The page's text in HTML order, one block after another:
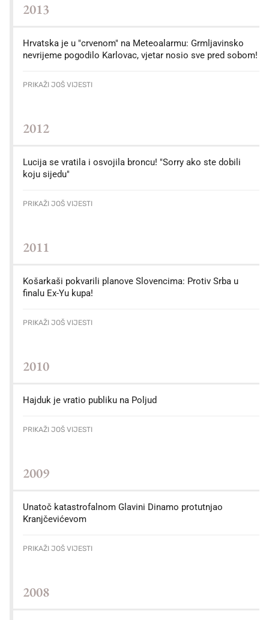
2013
Hrvatska je u "crvenom" na Meteoalarmu: Grmljavinsko
nevrijeme pogodilo Karlovac, vjetar nosio sve pred sobom!
PRIKAŽI JOŠ VIJESTI
2012
Lucija se vratila i osvojila broncu! "Sorry ako ste dobili
koju sijedu"
PRIKAŽI JOŠ VIJESTI
2011
Košarkaši pokvarili planove Slovencima: Protiv Srba u
finalu Ex-Yu kupa!
PRIKAŽI JOŠ VIJESTI
2010
Hajduk je vratio publiku na Poljud
PRIKAŽI JOŠ VIJESTI
2009
Unatoč katastrofalnom Glavini Dinamo protutnjao
Kranjčevićevom
PRIKAŽI JOŠ VIJESTI
2008